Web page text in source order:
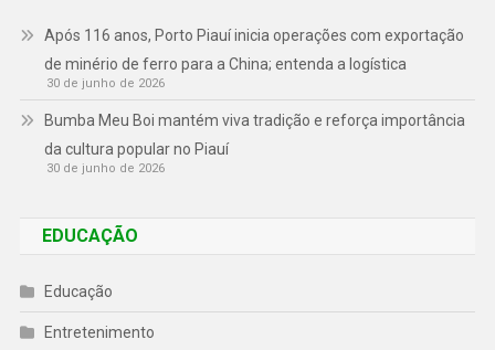
Após 116 anos, Porto Piauí inicia operações com exportação
de minério de ferro para a China; entenda a logística
30 de junho de 2026
Bumba Meu Boi mantém viva tradição e reforça importância
da cultura popular no Piauí
30 de junho de 2026
EDUCAÇÃO
Educação
Entretenimento